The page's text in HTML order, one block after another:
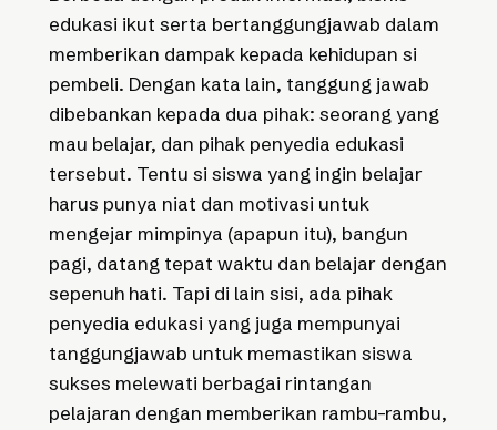
edukasi ikut serta bertanggungjawab dalam
memberikan dampak kepada kehidupan si
pembeli. Dengan kata lain, tanggung jawab
dibebankan kepada dua pihak: seorang yang
mau belajar, dan pihak penyedia edukasi
tersebut. Tentu si siswa yang ingin belajar
harus punya niat dan motivasi untuk
mengejar mimpinya (apapun itu), bangun
pagi, datang tepat waktu dan belajar dengan
sepenuh hati. Tapi di lain sisi, ada pihak
penyedia edukasi yang juga mempunyai
tanggungjawab untuk memastikan siswa
sukses melewati berbagai rintangan
pelajaran dengan memberikan rambu-rambu,